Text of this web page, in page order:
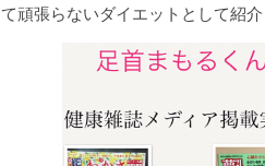
て頑張らないダイエットとして紹介